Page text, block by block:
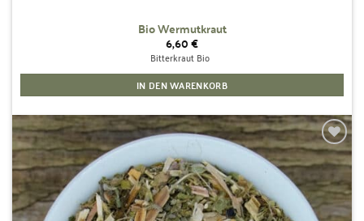
Bio Wermutkraut
6,60€
Bitterkraut Bio
IN DEN WARENKORB
Zur
Wunschliste
hinzufügen